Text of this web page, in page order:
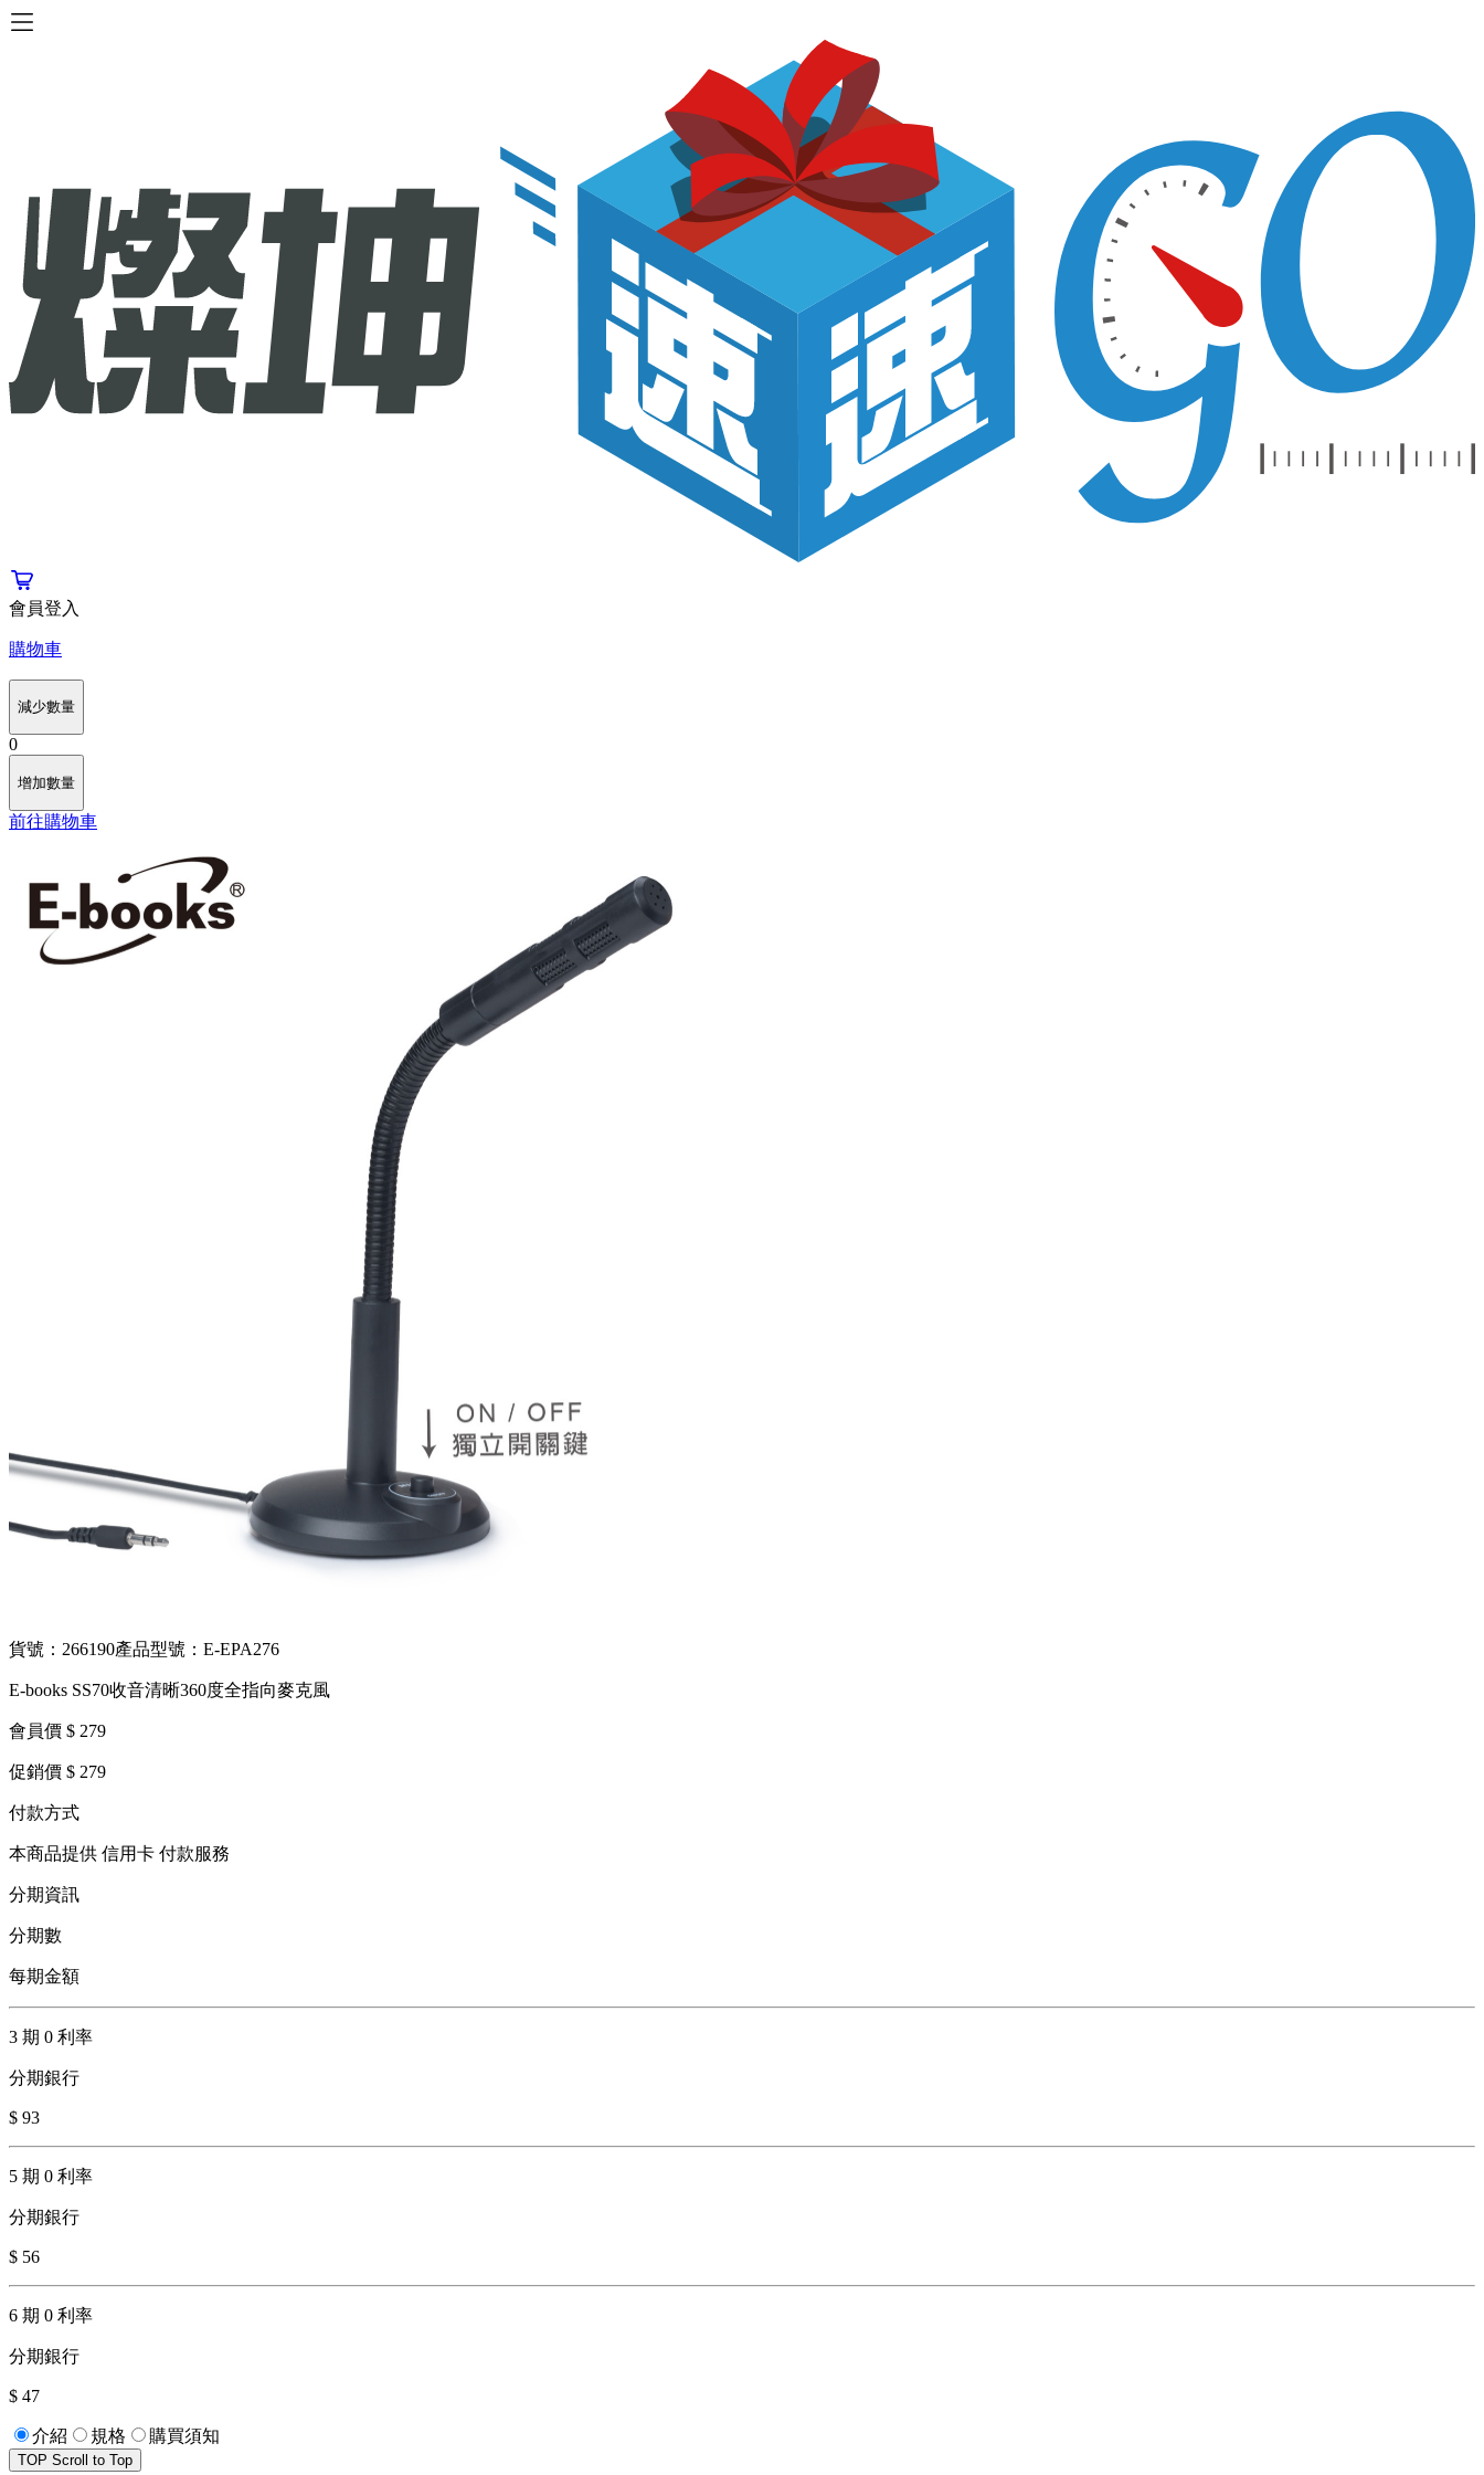
會員登入
購物車
減少數量
0
增加數量
前往購物車
貨號：266190產品型號：E-EPA276
E-books SS70收音清晰360度全指向麥克風
會員價 $ 279
促銷價 $ 279
付款方式
本商品提供 信用卡 付款服務
分期資訊
分期數
每期金額
3 期 0 利率
分期銀行
$ 93
5 期 0 利率
分期銀行
$ 56
6 期 0 利率
分期銀行
$ 47
介紹 規格 購買須知
TOP Scroll to Top